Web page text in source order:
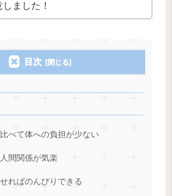
しました！
目次
べて体への負担が少ない
間関係が気楽
ればのんびりできる